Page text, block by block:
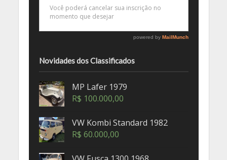
Novidades dos Classificados
MP Lafer 1979
R$ 100.000,00
VW Kombi Standard 1982
R$ 60.000,00